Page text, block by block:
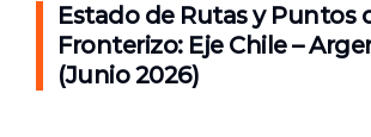
Estado de Rutas y Puntos
Fronterizo: Eje Chile –
(Junio 2026)